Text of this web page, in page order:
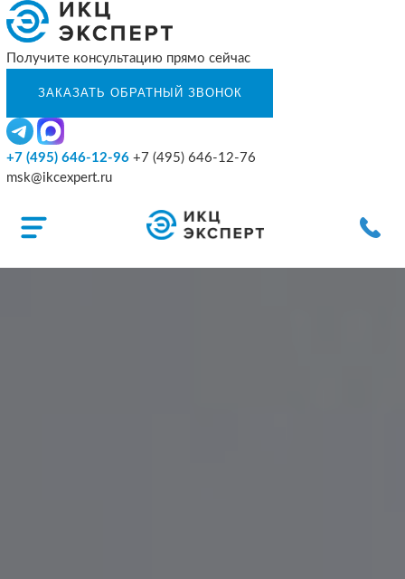
Получите консультацию прямо сейчас
+7 (495) 646-12-96 +7 (495) 646-12-76
msk@ikcexpert.ru